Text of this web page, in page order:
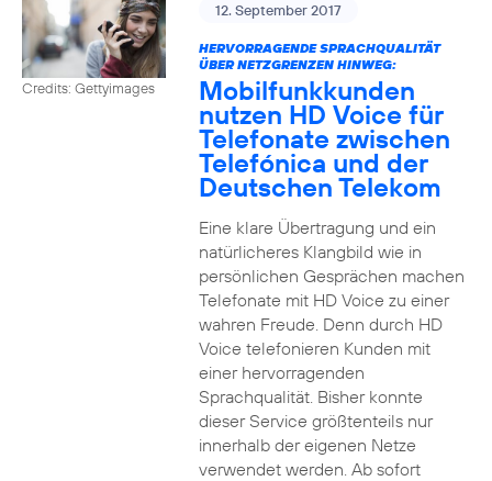
Credits: Gettyimages
12. September 2017
HERVORRAGENDE SPRACHQUALITÄT
ÜBER NETZGRENZEN HINWEG:
Mobilfunkkunden
nutzen HD Voice für
Telefonate zwischen
Telefónica und der
Deutschen Telekom
Eine klare Übertragung und ein
natürlicheres Klangbild wie in
persönlichen Gesprächen machen
Telefonate mit HD Voice zu einer
wahren Freude. Denn durch HD
Voice telefonieren Kunden mit
einer hervorragenden
Sprachqualität. Bisher konnte
dieser Service größtenteils nur
innerhalb der eigenen Netze
verwendet werden. Ab sofort